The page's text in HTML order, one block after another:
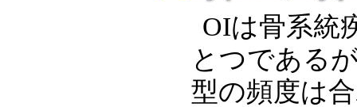
OIは骨系統
とつである
型の頻度は